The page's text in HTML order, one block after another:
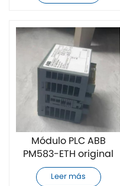
Módulo PLC ABB
PM583-ETH original
nuevo
Leer más